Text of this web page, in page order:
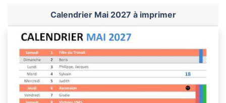
Calendrier Mai 2027 à imprimer